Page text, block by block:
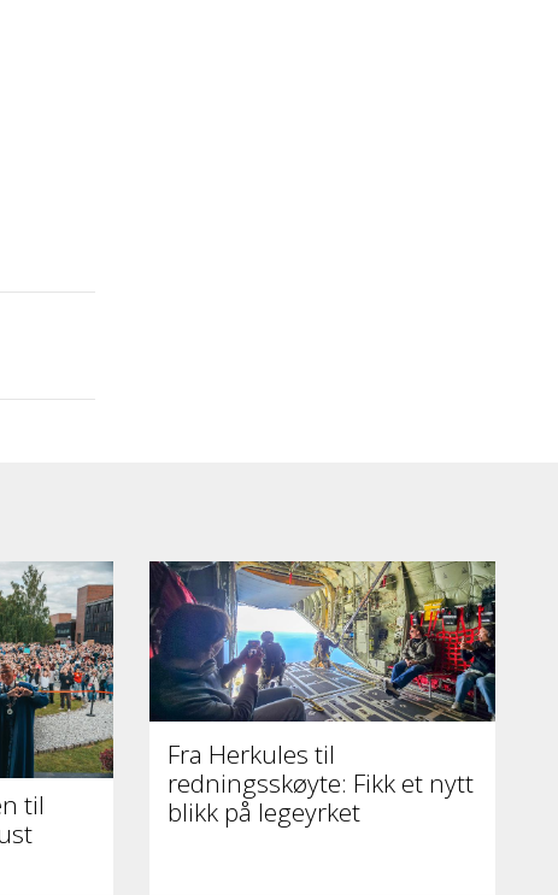
til
Fra Herkules til
redningsskøyte: Fikk et nytt
blikk på legeyrket